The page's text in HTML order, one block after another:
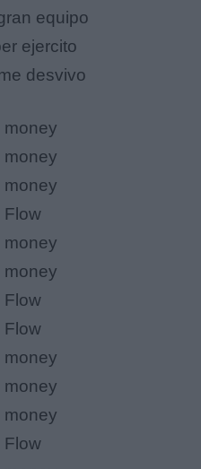
equipo
ejercito
desvivo
money
money
money
Flow
money
money
Flow
Flow
money
money
money
Flow